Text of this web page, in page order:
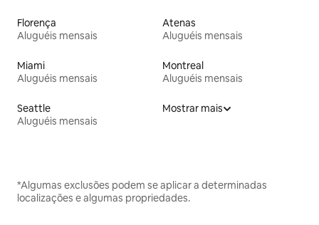
Florença
Aluguéis mensais
Atenas
Aluguéis mensais
Miami
Aluguéis mensais
Montreal
Aluguéis mensais
Seattle
Aluguéis mensais
Mostrar mais
*Algumas exclusões podem se aplicar a determinadas
localizações e algumas propriedades.